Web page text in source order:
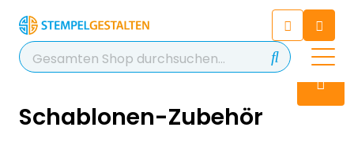
Chatten Sie 24/7 mit unserem
hilfreichen Chatbot
Kontakt
+49 2038 0480 403
Schablonen-Zubehör